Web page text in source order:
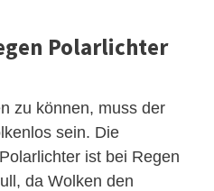
Polarlichter
zu können, muss der
sein. Die
ist bei Regen
da Wolken den